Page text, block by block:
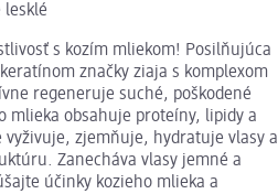
lesklé
s kozím mliekom! Posilňujúca
značky ziaja s komplexom
regeneruje suché, poškodené
mlieka obsahuje proteíny, lipidy a
zjemňuje, hydratuje vlasy a
Zanecháva vlasy jemné a
účinky kozieho mlieka a